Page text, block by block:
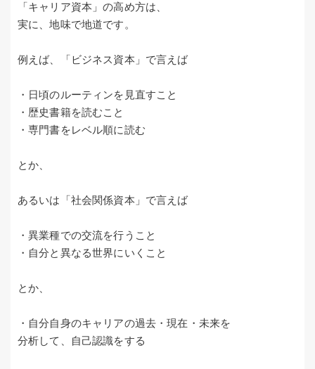
「キャリア資本」の高め方は、
実に、地味で地道です。
例えば、「ビジネス資本」で言えば
・日頃のルーティンを見直すこと
・歴史書籍を読むこと
・専門書をレベル順に読む
とか、
あるいは「社会関係資本」で言えば
・異業種での交流を行うこと
・自分と異なる世界にいくこと
とか、
・自分自身のキャリアの過去・現在・未来を
分析して、自己認識をする